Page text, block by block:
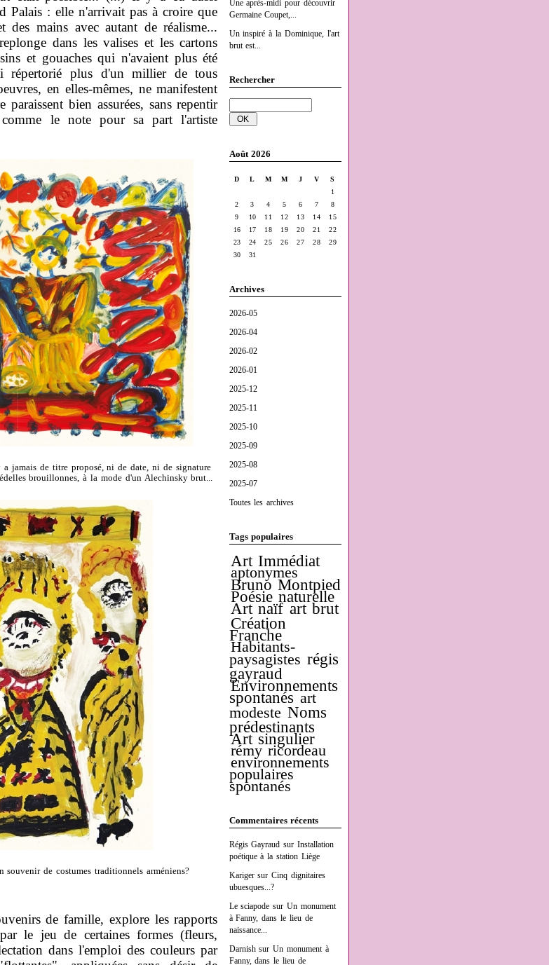
Une après-midi pour découvrir
Germaine Coupet,...
Un inspiré à la Dominique, l'art
brut est...
Rechercher
Août 2026
D L M M J V
S
1
2
3 4 5 6 7
8
9
10 11 12 13 14
15
16
17 18 19 20 21
22
23
24 25 26 27 28
29
30
31
Archives
2026-05
2026-04
2026-02
2026-01
2025-12
2025-11
2025-10
2025-09
2025-08
2025-07
Toutes les archives
Tags populaires
Art Immédiat
aptonymes
Bruno Montpied
Poésie naturelle
Art naïf art brut
Création
Franche
Habitants-
paysagistes régis
gayraud
Environnements
spontanés art
modeste Noms
prédestinants
Art singulier
rémy ricordeau
environnements
populaires
spontanés
Commentaires récents
Régis Gayraud surInstallation
poétique à la station Liège
KarigersurCinq dignitaires
ubuesques...?
Le sciapode surUn monument
à Fanny, dans le lieu de
naissance...
DarnishsurUn monument à
Fanny, dans le lieu de
Palais : elle n'arrivait pas à croire que
mains avec autant de réalisme...
dans les valises et les cartons
et gouaches qui n'avaient plus été
répertorié plus d'un millier de tous
en elles-mêmes, ne manifestent
bien assurées, sans repentir
le note pour sa part l'artiste
jamais de titre proposé, ni de date, ni de signature
brouillonnes, à la mode d'un Alechinsky brut...
souvenir de costumes traditionnels arméniens?
de famille, explore les rapports
le jeu de certaines formes (fleurs,
dans l'emploi des couleurs par